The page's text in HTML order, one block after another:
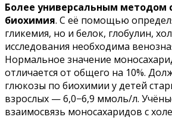
Более универсальным методом
биохимия. С её помощью
гликемия, но и белок, глобулин,
исследования необходима
Нормальное значение
отличается от общего на 10%.
глюкозы по биохимии у детей
взрослых — 6,0−6,9 ммоль/л.
взаимосвязь моносахаридов с